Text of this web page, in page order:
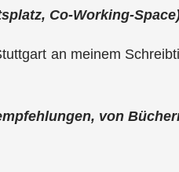
Co-Working-
an meinem
von